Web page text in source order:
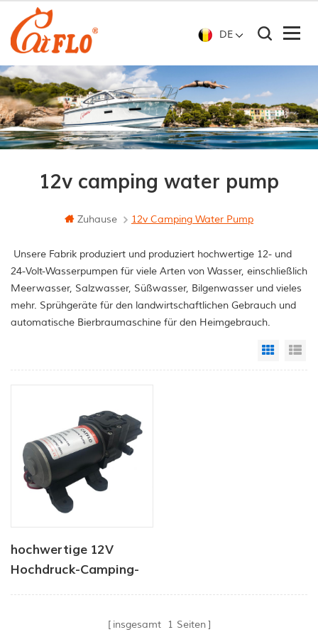
DE
12v camping water pump
Zuhause 12v Camping Water Pump
Unsere Fabrik produziert und produziert hochwertige 12- und
24-Volt-Wasserpumpen für viele Arten von Wasser, einschließlich
Meerwasser, Salzwasser, Süßwasser, Bilgenwasser und vieles
mehr. Sprühgeräte für den landwirtschaftlichen Gebrauch und
automatische Bierbraumaschine für den Heimgebrauch.
Grid
hochwertige 12V
Hochdruck-Camping-
insgesamt 1 Seiten